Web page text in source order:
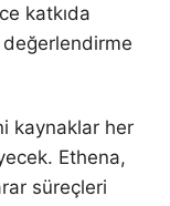
katkıda
kaynaklar her
Ethena,
süreçleri